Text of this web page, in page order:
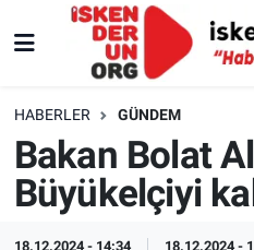
HABERLER GÜNDEM
Bakan Bolat
Büyükelçiyi
18.12.2024 - 14:34 18.12.2024 -